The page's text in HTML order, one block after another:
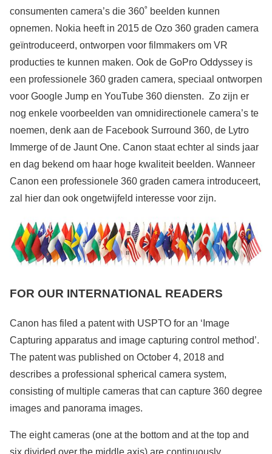
consumenten camera’s die 360˚ beelden kunnen
opnemen. Nokia heeft in 2015 de Ozo 360 graden camera
geïntroduceerd, ontworpen voor filmmakers om VR
producties te kunnen maken. Ook de GoPro Oddyssey is
een professionele 360 graden camera, speciaal ontworpen
voor Google Jump en YouTube 360 diensten. Zo zijn er
nog enkele voorbeelden van omnidirectionele camera’s te
noemen, denk aan de Facebook Surround 360, de Lytro
Immerge of de Jaunt One. Canon staat echter al sinds jaar
en dag bekend om haar hoge kwaliteit beelden. Wanneer
Canon een professionele 360 graden camera introduceert,
zal hier dan ook ongetwijfeld interesse voor zijn.
FOR OUR INTERNATIONAL READERS
Canon has filed a patent with USPTO for an ‘Image
Capturing apparatus and image capturing control method’.
The patent was published on October 4, 2018 and
describes a professional spherical camera system,
consisting of multiple cameras that can capture 360 degree
images and panorama images.
The eight cameras (one at the bottom and at the top and
six divided over the middle axis) are continuously